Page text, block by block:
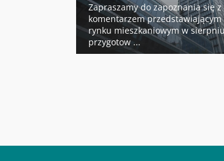
Zapraszamy do zapoznania się z
komentarzem
rynku mieszkaniowym w
przygotow ...